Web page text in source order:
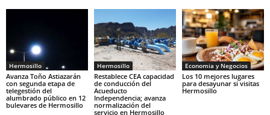
Hermosillo
Avanza Toño Astiazarán
con segunda etapa de
telegestión del
alumbrado público en 12
bulevares de Hermosillo
Hermosillo
Restablece CEA capacidad
de conducción del
Acueducto
Independencia; avanza
normalización del
servicio en Hermosillo
Economia y Negocios
Los 10 mejores lugares
para desayunar si visitas
Hermosillo